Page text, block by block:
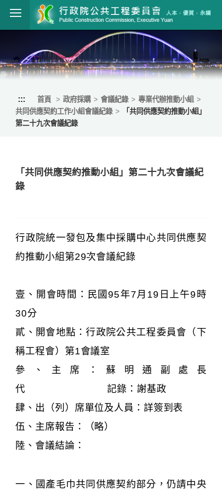
跳到主要內容
行政院公共工
::: 首頁 政府採購 會議紀錄
專業代辦推動小組
共同供應契約工作小組會議紀錄
「共同供應契約推動小組」
第二十九次會議紀錄
「共同供應契約推動小組」第二十九次會議紀
錄
行政院統一發包及集中採購中心共同供應契
約推動小組第29次會議紀錄
壹、開會時間：民國95年7月19日上午9時
30分
貳、開會地點：行政院公共工程委員會（下
稱工程會）第1會議室
參、主席：蘇明通副處長
代 記錄：謝基政
肆、出（列）席單位及人員：詳簽到表
伍、主席報告：（略）
陸、會議結論：
一、國產毛巾共同供應契約部分，仍請中央